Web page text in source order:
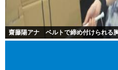
齋藤陽アナ ベルトで締め付けられる胸